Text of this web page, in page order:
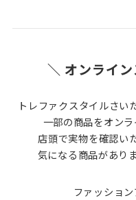
＼ オンライ
トレファクスタイルさい
一部の商品をオンラ
店頭で実物を確認い
気になる商品があり
ファッショ